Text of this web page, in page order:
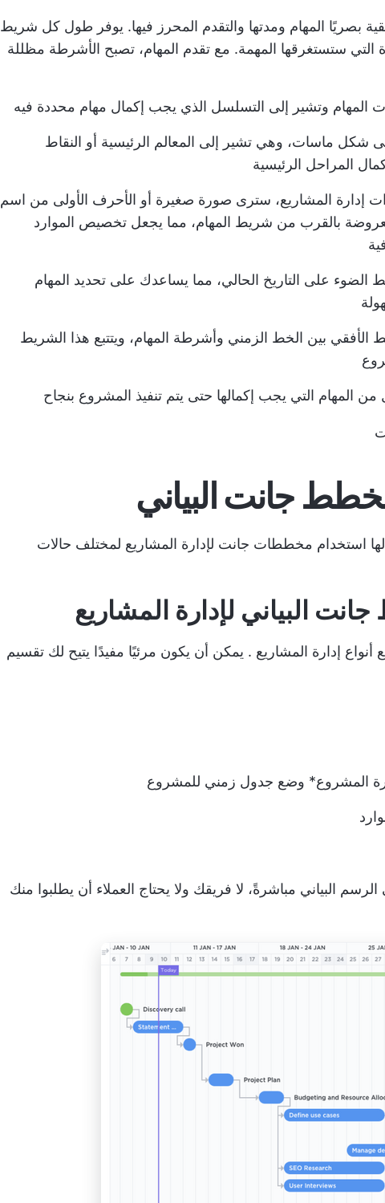
بصريًا المهام ومدتها والتقدم المحرز فيها. يوفر طول كل شريط
ستستغرقها المهمة. مع تقدم المهام، تصبح الأشرطة مظللة
المهام وتشير إلى التسلسل الذي يجب إكمال مهام محددة فيه
شكل ماسات، وهي تشير إلى المعالم الرئيسية أو النقاط
المراحل الرئيسية
إدارة المشاريع، سترى صورة صغيرة أو الأحرف الأولى من اسم
بالقرب من شريط المهام، مما يجعل تخصيص الموارد
على التاريخ الحالي، مما يساعدك على تحديد المهام
الأفقي بين الخط الزمني وأشرطة المهام، ويتتبع هذا الشريط
المهام التي يجب إكمالها حتى يتم تنفيذ المشروع بنجاح
من خلالها استخدام مخططات جانت لإدارة المشاريع لمختلف حالات
إدارة المشاريع . يمكن أن يكون مرئيًا مفيدًا يتيح لك تقسيم
المشروع* وضع جدول زمني للمشروع
البياني مباشرةً، لا فريقك ولا يحتاج العملاء أن يطلبوا منك